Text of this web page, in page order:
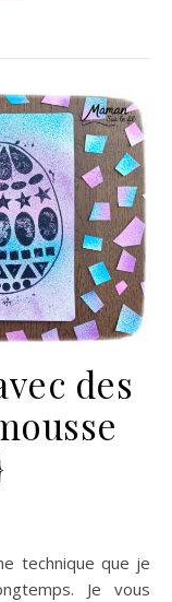
des
Je vous